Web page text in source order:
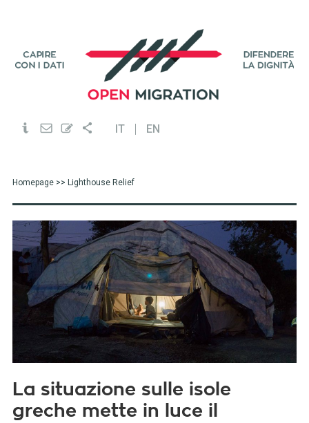
IT EN
Homepage>> Lighthouse Relief
La situazione sulle isole
greche mette in luce il